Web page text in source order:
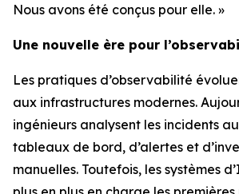
Nous avons été conçus pour elle. »
Une nouvelle ère pour
Les pratiques d’observabilité
aux infrastructures modernes.
ingénieurs analysent les incidents
tableaux de bord, d’alertes et
manuelles. Toutefois, les systèmes